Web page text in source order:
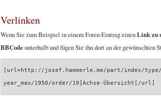
Verlinken
Wenn Sie zum Beispiel in einem Foren-Eintrag einenLink zu
BBCodeunterhalb und fügen Sie ihn dort an der gewünschten
[url=http://josef.hammerle.me/part/index/type/
year_max/1950/order/19]Achse-Übersicht[/url]